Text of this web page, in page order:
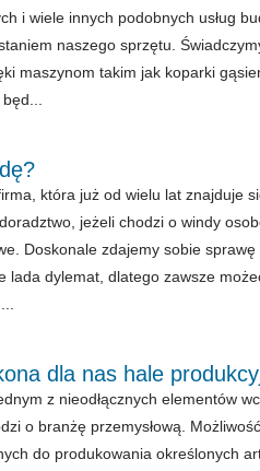
i wiele innych podobnych usług
naszego sprzętu.
maszynom takim jak koparki
która już od wielu lat znajduje
jeżeli chodzi o windy
Doskonale zdajemy sobie
lada dylemat, dlatego zawsze
dla nas hale
z nieodłącznych elementów
o branżę przemysłową.
do produkowania określonych